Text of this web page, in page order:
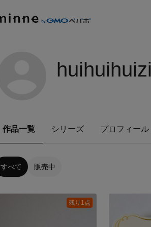
huihuihuizi
作品一覧 シリーズ プロフィール
すべて 販売中
残り1点